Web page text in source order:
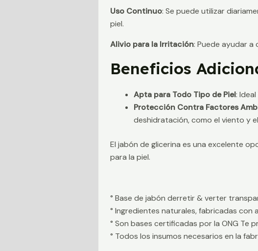
Uso Continuo: Se puede utilizar
piel.
Alivio para la Irritación: Puede ayudar a
Beneficios
Apta para Todo Tipo de Piel:
Protección Contra Factores
deshidratación, como el viento y
El jabón de glicerina es una excelente
para la piel.
° Base de jabón derretir & verter
° Ingredientes naturales, fabricadas con
° Son bases certificadas por la ONG Te
° Todos los insumos necesarios en la